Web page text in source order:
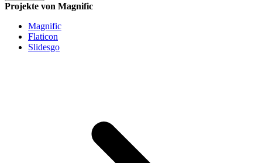
Projekte von Magnific
Magnific
Flaticon
Slidesgo